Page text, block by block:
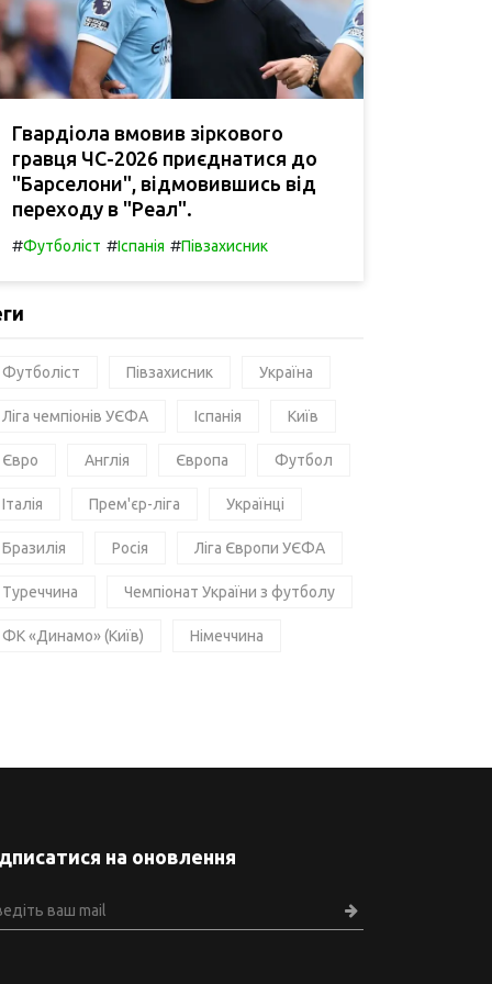
Гвардіола вмовив зіркового
гравця ЧС-2026 приєднатися до
"Барселони", відмовившись від
переходу в "Реал".
#Футболіст #Іспанія #Півзахисник
Футболіст Півзахисник Україна
Ліга чемпіонів УЄФА Іспанія Київ
Євро Англія Європа Футбол
Італія Прем'єр-ліга Українці
Бразилія Росія Ліга Європи УЄФА
Туреччина Чемпіонат України з футболу
ФК «Динамо» (Київ) Німеччина
на оновлення